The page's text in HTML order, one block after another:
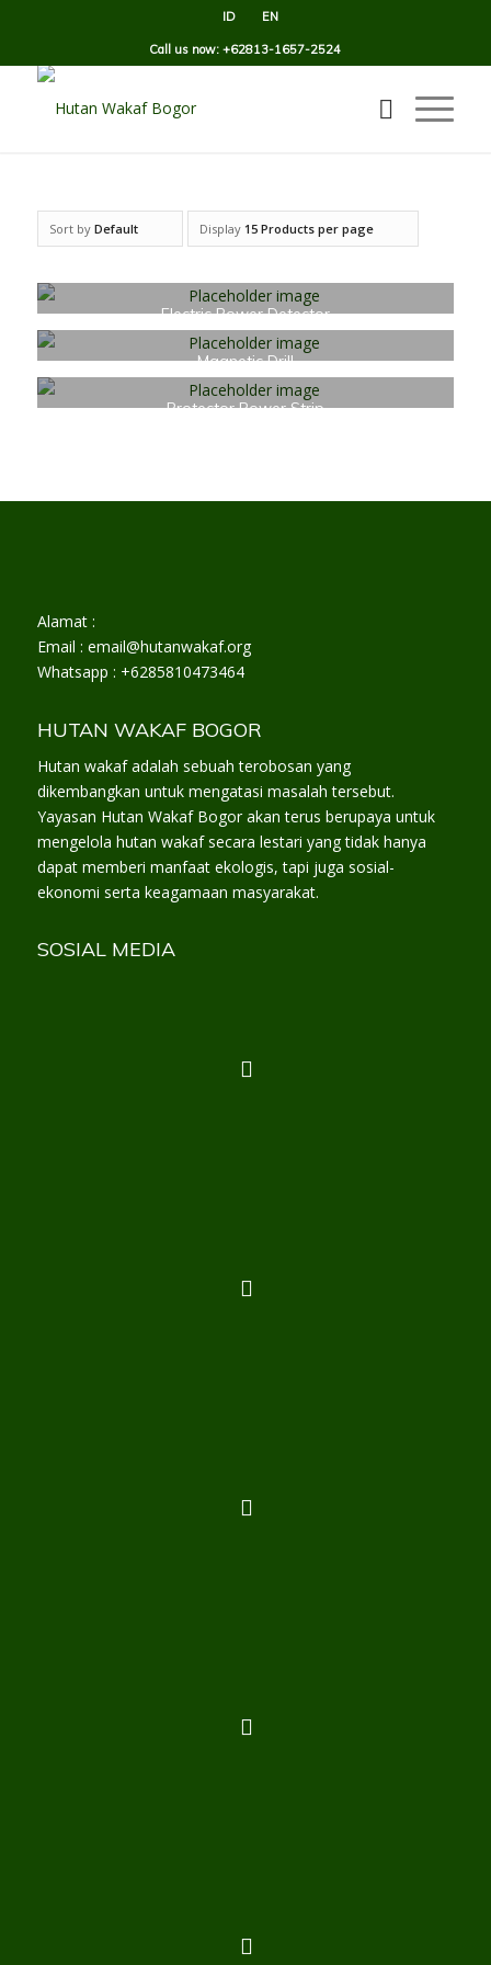
ID EN
Call us now: +62813-1657-2524
Sort by Default Display 15 Products per page
Electric Power Detector
£20.00
Magnetic Drill
£20.00
Protector Power Strip
Alamat :
Email : email@hutanwakaf.org
Whatsapp : +6285810473464
HUTAN WAKAF BOGOR
Hutan wakaf adalah sebuah terobosan yang
dikembangkan untuk mengatasi masalah tersebut.
Yayasan Hutan Wakaf Bogor akan terus berupaya untuk
mengelola hutan wakaf secara lestari yang tidak hanya
dapat memberi manfaat ekologis, tapi juga sosial-
ekonomi serta keagamaan masyarakat.
SOSIAL MEDIA